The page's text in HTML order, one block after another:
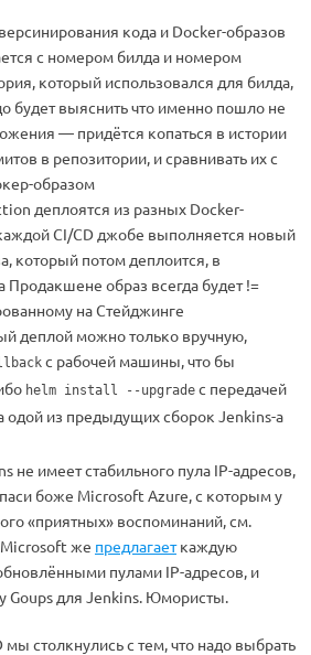
кода и Docker-образов
с номером билда и номером
который использовался для билда,
будет выяснить что именно пошло не
— придётся копаться в истории
в репозитории, и сравнивать их с
образом
деплоятся из разных Docker-
CI/CD джобе выполняется новый
который потом деплоится, в
Продакшене образ всегда будет !=
на Стейджинге
деплой можно только вручную,
с рабочей машины, что бы
helm install --upgrade с передачей
одой из предыдущих сборок Jenkins-а
не имеет стабильного пула IP-адресов,
боже Microsoft Azure, с которым у
«приятных» воспоминаний, см.
Microsoft же предлагаеткаждую
пулами IP-адресов, и
Goups для Jenkins. Юмористы.
мы столкнулись с тем, что надо выбрать